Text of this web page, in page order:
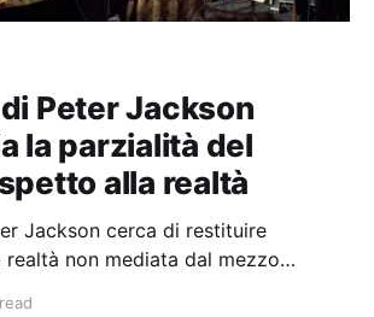
Peter Jackson
la parzialità del
alla realtà
Jackson cerca di restituire
realtà non mediata dal mezzo